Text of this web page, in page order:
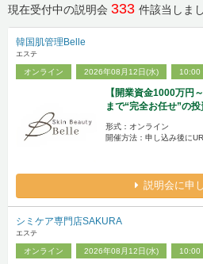
現在受付中の説明会 333 件該当しま
韓国肌管理Belle
エステ
オンライン 2026年08月12日(水) 10:00
【開業資金1000万円
まで“完全お任せ”の
形式：オンライン
開催方法：申し込み後に
説明会に申
シミケア専門店SAKURA
エステ
オンライン 2026年08月12日(水) 10:00